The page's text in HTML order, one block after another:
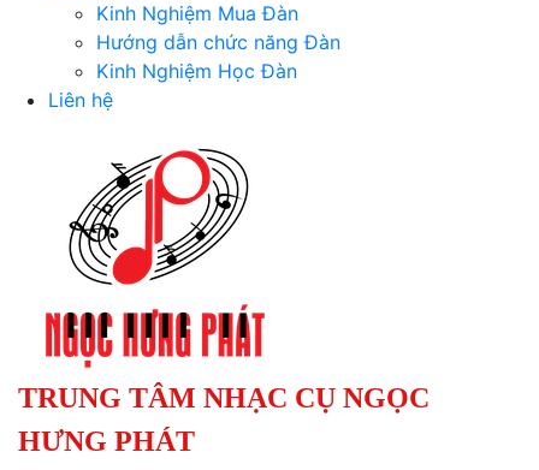
Kinh Nghiệm Mua Đàn
Hướng dẫn chức năng Đàn
Kinh Nghiệm Học Đàn
Liên hệ
TRUNG TÂM NHẠC CỤ NGỌC
HƯNG PHÁT